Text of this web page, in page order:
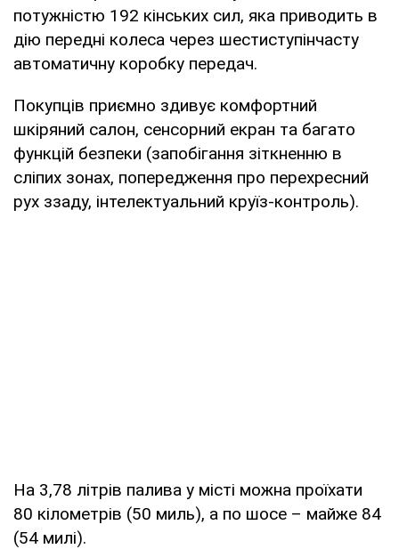
потужністю 192 кінських сил, яка приводить в
дію передні колеса через шестиступінчасту
автоматичну коробку передач.
Покупців приємно здивує комфортний
шкіряний салон, сенсорний екран та багато
функцій безпеки (запобігання зіткненню в
сліпих зонах, попередження про перехресний
рух ззаду, інтелектуальний круїз-контроль).
На 3,78 літрів палива у місті можна проїхати
80 кілометрів (50 миль), а по шосе – майже 84
(54 милі).